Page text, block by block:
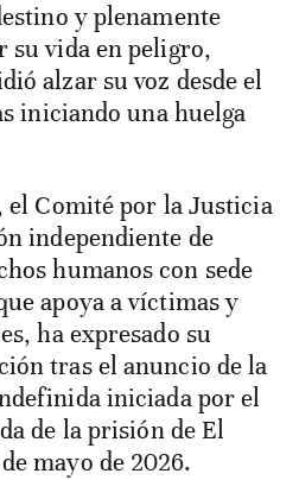
y plenamente
su vida en peligro,
alzar su voz desde el
iniciando una huelga
el Comité por la Justicia
independiente de
humanos con sede
apoya a víctimas y
ha expresado su
tras el anuncio de la
iniciada por el
de la prisión de El
mayo de 2026.